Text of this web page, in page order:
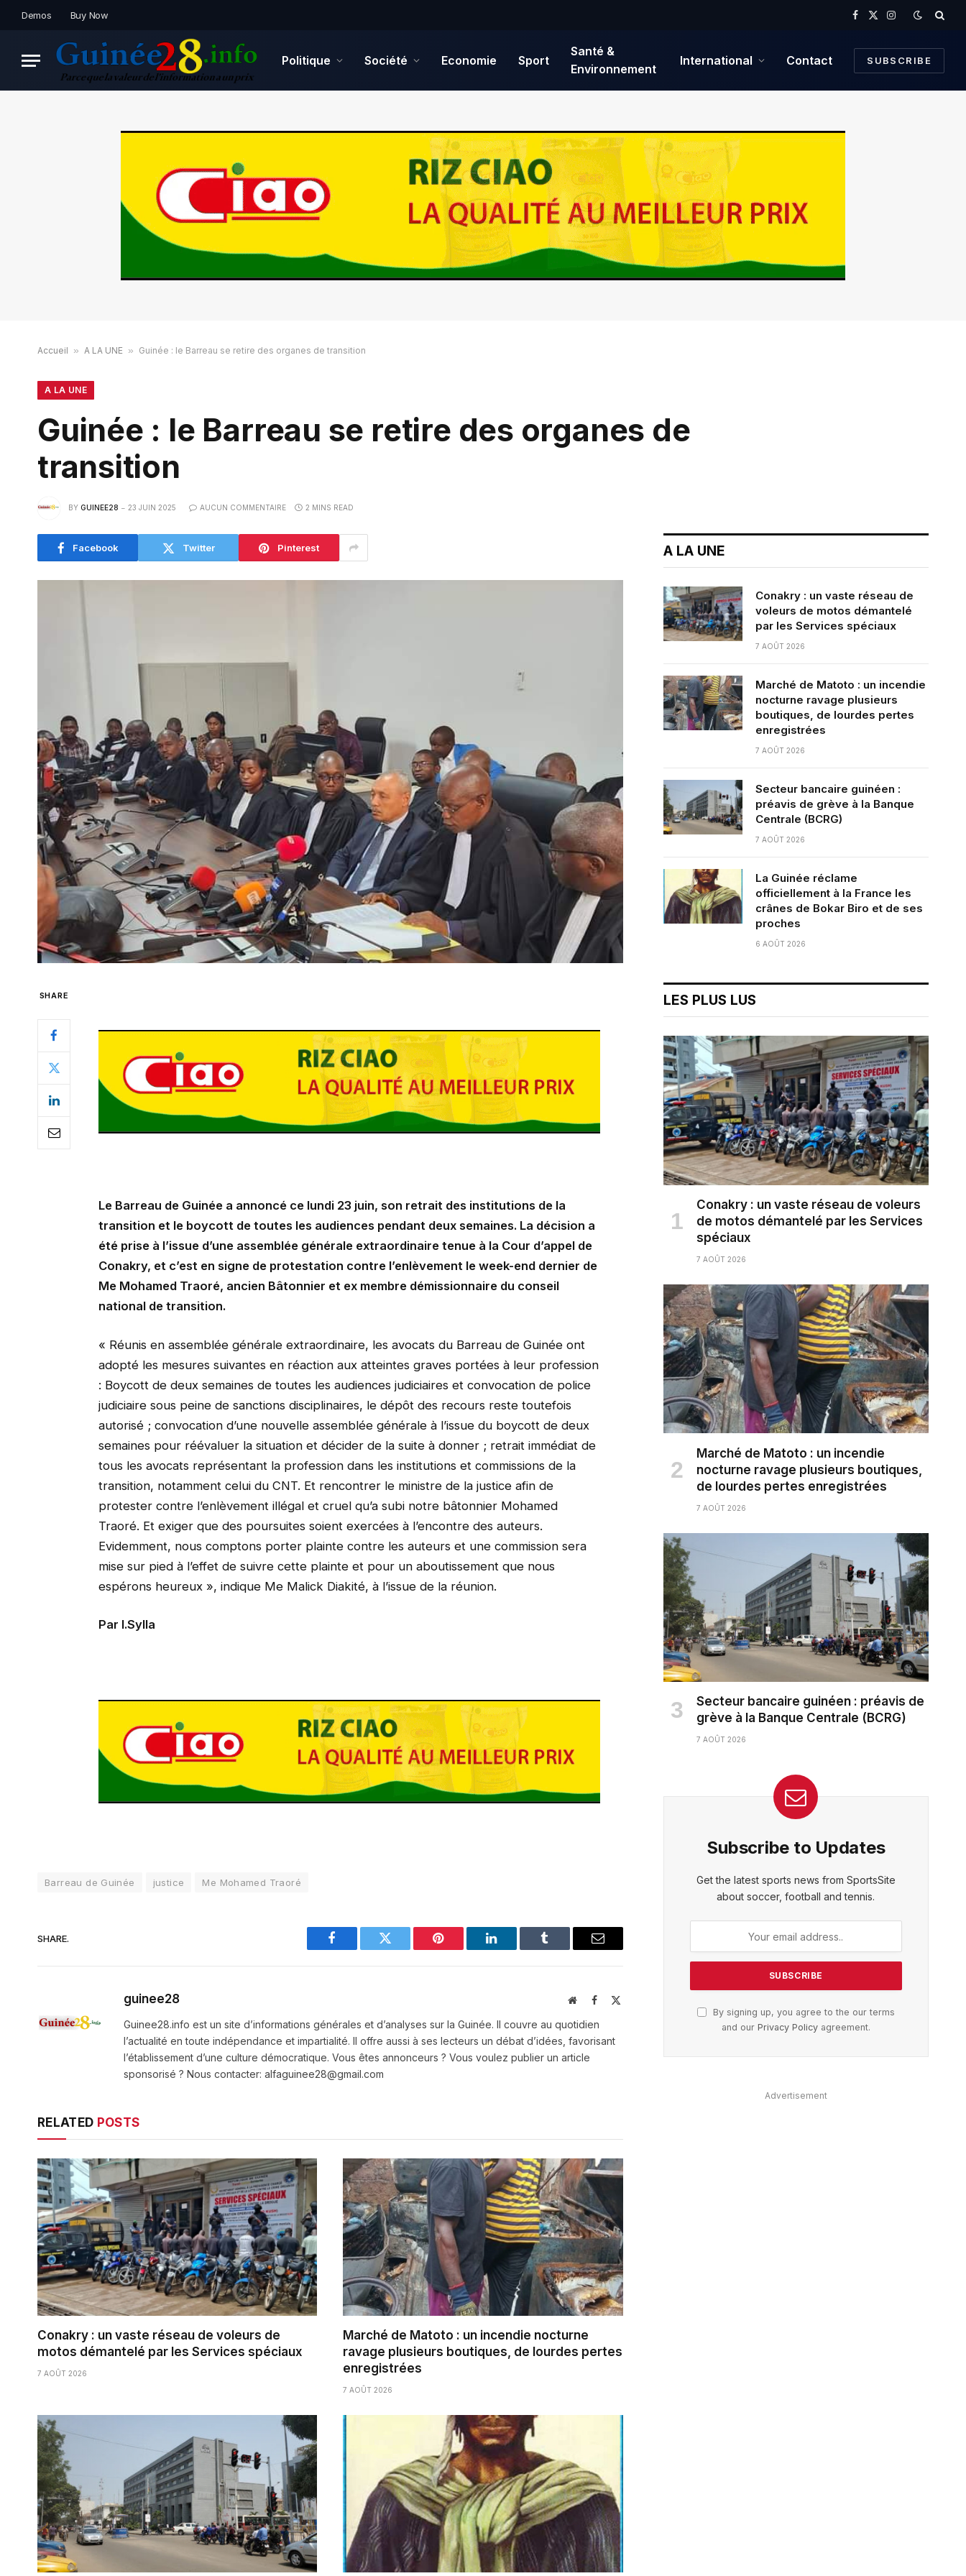
Demos Buy Now
Facebook
X
Instagram
Politique Société Economie Sport
Santé &
Environnement
International Contact SUBSCRIBE
Accueil » A LA UNE » Guinée : le Barreau se retire des organes de transition
A LA UNE
Guinée : le Barreau se retire des organes de
transition
BY GUINEE28 23 JUIN 2025 AUCUN COMMENTAIRE 2 MINS READ
Facebook Twitter Pinterest
SHARE
Le Barreau de Guinée a annoncé ce lundi 23 juin, son retrait des institutions de la
transition et le boycott de toutes les audiences pendant deux semaines. La décision a
été prise à l’issue d’une assemblée générale extraordinaire tenue à la Cour d’appel de
Conakry, et c’est en signe de protestation contre l’enlèvement le week-end dernier de
Me Mohamed Traoré, ancien Bâtonnier et ex membre démissionnaire du conseil
national de transition.
« Réunis en assemblée générale extraordinaire, les avocats du Barreau de Guinée ont
adopté les mesures suivantes en réaction aux atteintes graves portées à leur profession
: Boycott de deux semaines de toutes les audiences judiciaires et convocation de police
judiciaire sous peine de sanctions disciplinaires, le dépôt des recours reste toutefois
autorisé ; convocation d’une nouvelle assemblée générale à l’issue du boycott de deux
semaines pour réévaluer la situation et décider de la suite à donner ; retrait immédiat de
tous les avocats représentant la profession dans les institutions et commissions de la
transition, notamment celui du CNT. Et rencontrer le ministre de la justice afin de
protester contre l’enlèvement illégal et cruel qu’a subi notre bâtonnier Mohamed
Traoré. Et exiger que des poursuites soient exercées à l’encontre des auteurs.
Evidemment, nous comptons porter plainte contre les auteurs et une commission sera
mise sur pied à l’effet de suivre cette plainte et pour un aboutissement que nous
espérons heureux », indique Me Malick Diakité, à l’issue de la réunion.
Par I.Sylla
Barreau de Guinée justice Me Mohamed Traoré
SHARE.
Facebook Twitter Pinterest LinkedIn Tumblr Email
guinee28 WebsiteFacebook
X
Guinee28.info est un site d’informations générales et d’analyses sur la Guinée. Il couvre au quotidien
l’actualité en toute indépendance et impartialité. Il offre aussi à ses lecteurs un débat d’idées, favorisant
l’établissement d’une culture démocratique. Vous êtes annonceurs ? Vous voulez publier un article
sponsorisé ? Nous contacter: alfaguinee28@gmail.com
RELATED POSTS
Conakry : un vaste réseau de voleurs de
motos démantelé par les Services spéciaux
7 AOÛT 2026
Marché de Matoto : un incendie nocturne
ravage plusieurs boutiques, de lourdes pertes
enregistrées
7 AOÛT 2026
A LA UNE
Conakry : un vaste réseau de
voleurs de motos démantelé
par les Services spéciaux
7 AOÛT 2026
Marché de Matoto : un incendie
nocturne ravage plusieurs
boutiques, de lourdes pertes
enregistrées
7 AOÛT 2026
Secteur bancaire guinéen :
préavis de grève à la Banque
Centrale (BCRG)
7 AOÛT 2026
La Guinée réclame
officiellement à la France les
crânes de Bokar Biro et de ses
proches
6 AOÛT 2026
LES PLUS LUS
Conakry : un vaste réseau de voleurs
de motos démantelé par les Services
spéciaux
7 AOÛT 2026
Marché de Matoto : un incendie
nocturne ravage plusieurs boutiques,
de lourdes pertes enregistrées
7 AOÛT 2026
Secteur bancaire guinéen : préavis de
grève à la Banque Centrale (BCRG)
7 AOÛT 2026
Subscribe to Updates
Get the latest sports news from SportsSite
about soccer, football and tennis.
By signing up, you agree to the our terms
and our Privacy Policyagreement.
Advertisement